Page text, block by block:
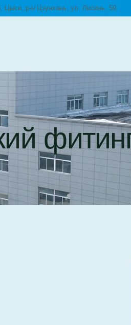
Цыси, р-н Цзунхань, ул. Лисинь, 59.